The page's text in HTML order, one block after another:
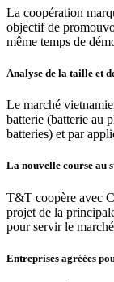
La coopération
objectif de
même temps de
Analyse de la taille et
Le marché
batterie (batterie au
batteries) et par
La nouvelle course au
T&T coopère avec
projet de la
pour servir le
Entreprises agréées